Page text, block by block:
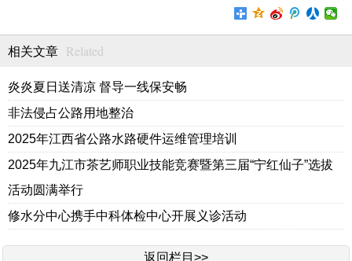
相关文章 Related
炎炎夏日送清凉 督导一线保安畅
非法侵占公路用地整治
2025年江西省公路水路硬件运维管理培训
2025年九江市茶艺师职业技能竞赛暨第三届“宁红仙子”选拔
活动圆满举行
修水分中心携手中科体检中心开展义诊活动
返回栏目>>